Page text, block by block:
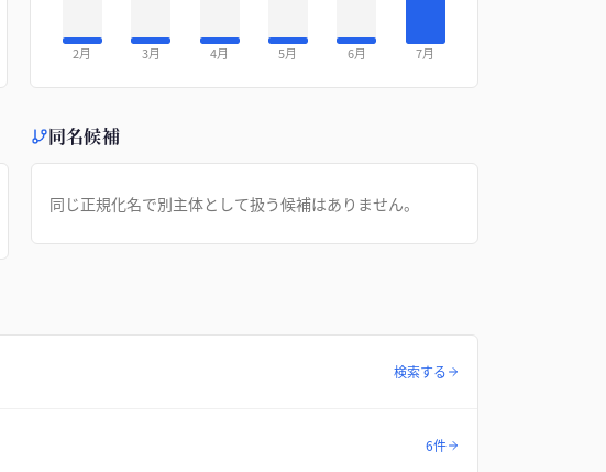
2月 3月 4月 5月 6月 7月
同名候補
同じ正規化名で別主体として扱う候補はありません。
検索する
6件